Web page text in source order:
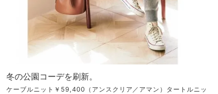
冬の公園コーデを刷新。
ケーブルニット￥59,400（アンスクリア／アマン）タートルニッ